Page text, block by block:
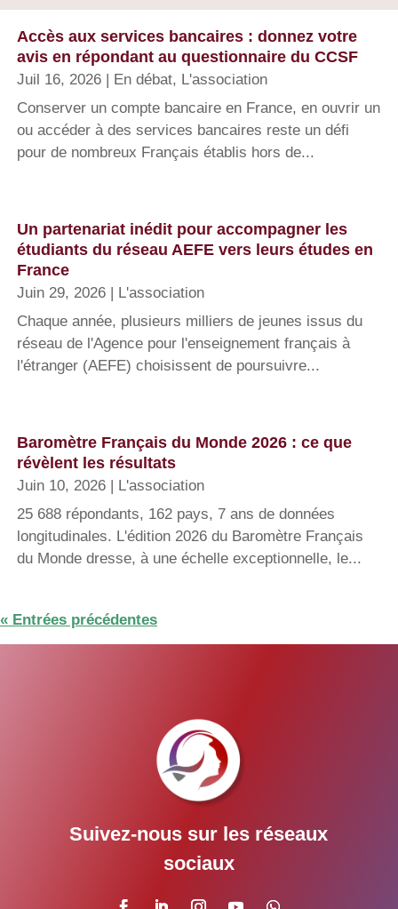
Accès aux services bancaires : donnez votre
avis en répondant au questionnaire du CCSF
Juil 16, 2026 En débat, L'association
Conserver un compte bancaire en France, en ouvrir un
ou accéder à des services bancaires reste un défi
pour de nombreux Français établis hors de...
Un partenariat inédit pour accompagner les
étudiants du réseau AEFE vers leurs études en
France
Juin 29, 2026
L'association
Chaque année, plusieurs milliers de jeunes issus du
réseau de l'Agence pour l'enseignement français à
l'étranger (AEFE) choisissent de poursuivre...
Baromètre Français du Monde 2026 : ce que
révèlent les résultats
Juin 10, 2026
L'association
25 688 répondants, 162 pays, 7 ans de données
longitudinales. L'édition 2026 du Baromètre Français
du Monde dresse, à une échelle exceptionnelle, le...
« Entrées précédentes
Suivez-nous sur les réseaux
sociaux